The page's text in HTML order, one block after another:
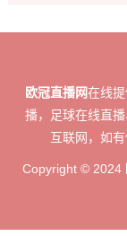
欧冠直播网在线
播，足球在线直
互联网，如
Copyright © 2024